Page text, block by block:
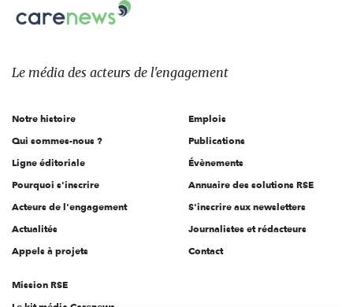
sur:
Carenews,
Le
des
l'engagement
Le média des acteurs de l'engagement
Notre histoire
Qui sommes-nous ?
Ligne éditoriale
Pourquoi s'inscrire
Acteurs de l'engagement
Actualités
Appels à projets
Emplois
Publications
Évènements
Annuaire des solutions RSE
S'inscrire aux newsletters
Journalistes et rédacteurs
Contact
Mission RSE